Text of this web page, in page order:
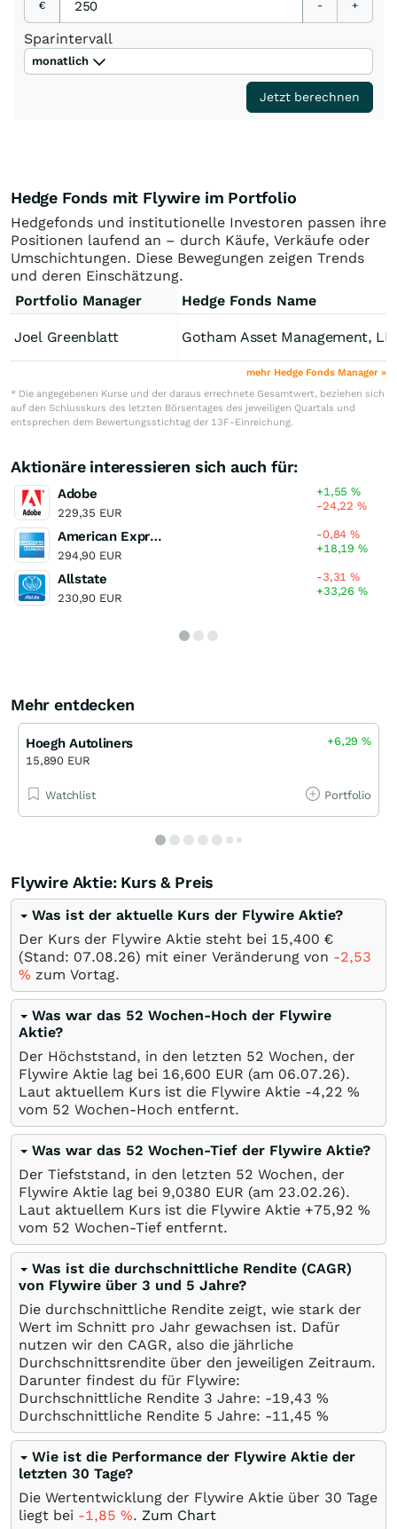
€ - +
Sparintervall
monatlich
Jetzt berechnen
Hedge Fonds mit Flywire im Portfolio
Hedgefonds und institutionelle Investoren passen ihre
Positionen laufend an – durch Käufe, Verkäufe oder
Umschichtungen. Diese Bewegungen zeigen Trends
und deren Einschätzung.
Portfolio Manager
Hedge Fonds Name
Joel Greenblatt Gotham Asset Management,
mehr Hedge Fonds Manager »
* Die angegebenen Kurse und der daraus errechnete Gesamtwert, beziehen sich
auf den Schlusskurs des letzten Börsentages des jeweiligen Quartals und
entsprechen dem Bewertungsstichtag der 13F-Einreichung.
Aktionäre interessieren sich auch für:
Adobe
229,35 EUR
+1,55%
-24,22%
American Express
294,90 EUR
-0,84%
+18,19%
Allstate
230,90 EUR
-3,31%
+33,26%
Mehr entdecken
Hoegh Autoliners
15,890 EUR
+6,29%
Watchlist Portfolio
Flywire Aktie: Kurs & Preis
Was ist der aktuelle Kurs der Flywire Aktie?
Der Kurs der Flywire Aktie steht bei 15,400 €
(Stand: 07.08.26) mit einer Veränderung von -2,53
% zum Vortag.
Was war das 52 Wochen-Hoch der Flywire
Aktie?
Der Höchststand, in den letzten 52 Wochen, der
Flywire Aktie lag bei 16,600 EUR (am 06.07.26).
Laut aktuellem Kurs ist die Flywire Aktie -4,22 %
vom 52 Wochen-Hoch entfernt.
Was war das 52 Wochen-Tief der Flywire Aktie?
Der Tiefststand, in den letzten 52 Wochen, der
Flywire Aktie lag bei 9,0380 EUR (am 23.02.26).
Laut aktuellem Kurs ist die Flywire Aktie +75,92 %
vom 52 Wochen-Tief entfernt.
Was ist die durchschnittliche Rendite (CAGR)
von Flywire über 3 und 5 Jahre?
Die durchschnittliche Rendite zeigt, wie stark der
Wert im Schnitt pro Jahr gewachsen ist. Dafür
nutzen wir den CAGR, also die jährliche
Durchschnittsrendite über den jeweiligen Zeitraum.
Darunter findest du für Flywire:
Durchschnittliche Rendite 3 Jahre: -19,43 %
Durchschnittliche Rendite 5 Jahre: -11,45 %
Wie ist die Performance der Flywire Aktie der
letzten 30 Tage?
Die Wertentwicklung der Flywire Aktie über 30 Tage
liegt bei -1,85 %. Zum Chart